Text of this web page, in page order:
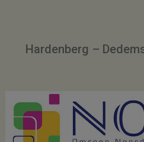
Hardenberg –